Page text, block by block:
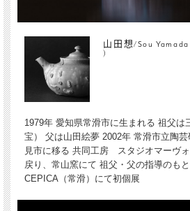
山田想/Sou
)
1979年 愛知県常滑市に生まれる 祖父は
宝） 父は山田絵夢 2002年 常滑市立陶
見市に移る 共同工房 スタジオマーヴ
戻り、常山窯にて 祖父・父の指導のも
CEPICA（常滑）にて初個展